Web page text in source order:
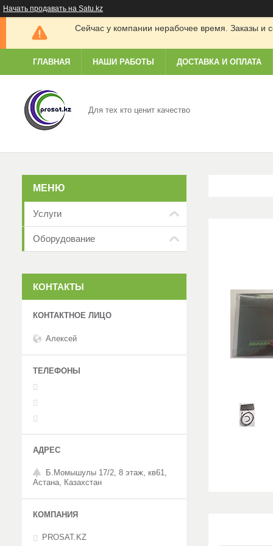
Начать продавать на Satu.kz
Сейчас у компании нерабочее время. Заказы и
ГЛАВНАЯ НАШИ РАБОТЫ ДОСТАВКА И ОПЛАТА
Для тех кто ценит качество
Услуги
Оборудование
КОНТАКТЫ
Алексей
Б.Момышулы 17/2, 8 этаж, кв61,
Астана, Казахстан
PROSAT.KZ